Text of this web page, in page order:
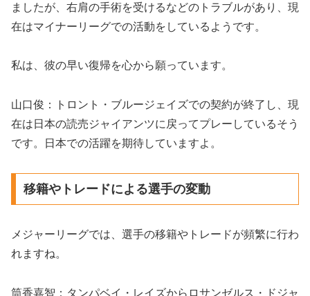
ましたが、右肩の手術を受けるなどのトラブルがあり、現
在はマイナーリーグでの活動をしているようです。
私は、彼の早い復帰を心から願っています。
山口俊：トロント・ブルージェイズでの契約が終了し、現
在は日本の読売ジャイアンツに戻ってプレーしているそう
です。日本での活躍を期待していますよ。
移籍やトレードによる選手の変動
メジャーリーグでは、選手の移籍やトレードが頻繁に行わ
れますね。
筒香嘉智：タンパベイ・レイズからロサンゼルス・ドジャ